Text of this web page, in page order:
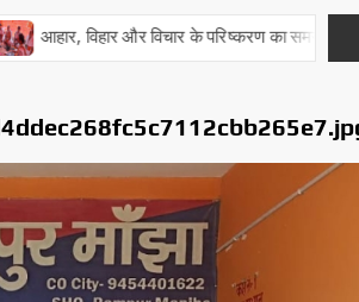
विहार और विचार के परिष्करण का समय है चातुर्मास :